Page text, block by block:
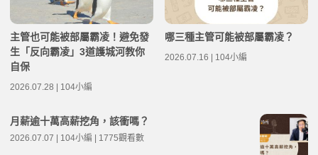
主管也可能被部屬霸凌！避免發
生「反向霸凌」3道護城河教你
自保
2026.07.28 | 104小編
哪三種主管可能被部屬霸凌？
2026.07.16 | 104小編
月薪逾十萬高薪挖角，該衝嗎？
2026.07.07 | 104小編 | 1775觀看數